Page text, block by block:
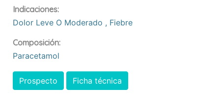
Indicaciones:
Dolor Leve O Moderado , Fiebre
Composición:
Paracetamol
Prospecto Ficha técnica